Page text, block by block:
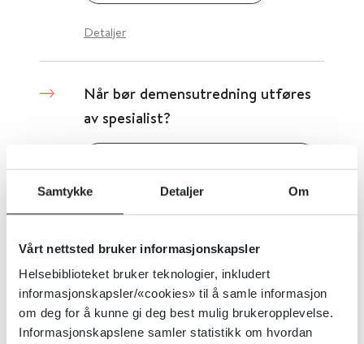
Samtykke Detaljer Om
Vårt nettsted bruker informasjonskapsler
Helsebiblioteket bruker teknologier, inkludert
informasjonskapsler/«cookies» til å samle informasjon
om deg for å kunne gi deg best mulig brukeropplevelse.
Informasjonskapslene samler statistikk om hvordan
Detaljer
Når bør demensutredning utføres
av spesialist?
Detaljer
Når det haster, ABCDE – primær-
og sekundærundersøkelsen,
Legevakthåndboken